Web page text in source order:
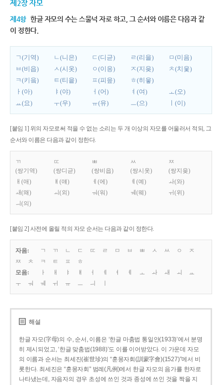
제2장 자모
제4항 한글 자모의 수는 스물넉 자로 하고, 그 순서와 이름은 다음과 같
이 정한다.
ㄱ(기역) ㄴ(니은) ㄷ(디귿) ㄹ(리을)
ㅁ(미음)
ㅂ(비읍)
ㅅ(시옷) ㅇ(이응) ㅈ(지읒)
ㅊ(치읓)
ㅋ(키읔)
ㅌ(티읕) ㅍ(피읖)
ㅎ(히읗)
ㅏ(아)
ㅑ(야) ㅓ(어) ㅕ(여)
ㅗ(오)
ㅛ(요)
ㅜ(우) ㅠ(유) ㅡ(으) ㅣ(이)
[붙임 1] 위의 자모로써 적을 수 없는 소리는 두 개 이상의 자모를 어울러서 적되, 그
순서와 이름은 다음과 같이 정한다.
ㄲ
(쌍기역)
ㄸ
(쌍디귿)
ㅃ
(쌍비읍)
ㅆ
(쌍시옷)
ㅉ
(쌍지읒)
ㅐ(애)
ㅒ(얘) ㅔ(에) ㅖ(예)
ㅘ(와)
ㅙ(왜)
ㅚ(외) ㅝ(워) ㅞ(웨)
ㅟ(위)
ㅢ(의)
[붙임 2] 사전에 올릴 적의 자모 순서는 다음과 같이 정한다.
자음: ㄱ ㄲ ㄴ ㄷ ㄸ ㄹ ㅁ ㅂ ㅃ ㅅ ㅆ ㅇ
ㅈ
ㅉ
ㅊ ㅋ ㅌ ㅍ
ㅎ
모음:
ㅏ ㅐ ㅑ ㅒ ㅓ ㅔ ㅕ ㅖ ㅗ ㅘ ㅙ ㅚ
ㅛ
ㅜ
ㅝ ㅞ ㅟ ㅠ ㅡ ㅢ
해설
한글 자모(字母)의 수, 순서, 이름은 ‘한글 마춤법 통일안(1933)’에서 분명
히 제시되었고, ‘한글 맞춤법(1988)’도 이를 이어받았다. 이 가운데 자모
의 이름과 순서는 최세진(崔世珍)의 “훈몽자회(訓蒙字會)(1527)”에서 비
롯한다. 최세진은 “훈몽자회” 범례(凡例)에서 한글 자모의 음가를 한자로
나타냈는데, 자음자의 경우 초성에 쓰인 것과 종성에 쓰인 것을 짝을 지